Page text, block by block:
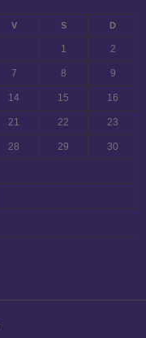
V S D
1 2
7 8 9
14 15 16
21 22 23
28 29 30